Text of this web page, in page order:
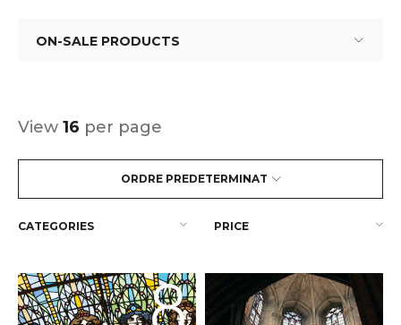
ON-SALE PRODUCTS
ORDRE PREDETERMINAT
View 16 per page
CATEGORIES PRICE